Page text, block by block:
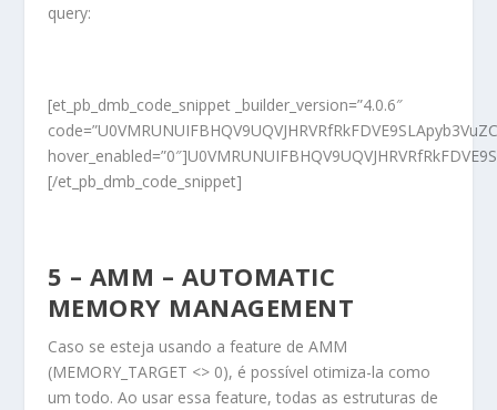
query:
[et_pb_dmb_code_snippet _builder_version=”4.0.6″
[/et_pb_dmb_code_snippet]
5 – AMM – AUTOMATIC
MEMORY MANAGEMENT
Caso se esteja usando a feature de AMM
(MEMORY_TARGET <> 0), é possível otimiza-la como
um todo. Ao usar essa feature, todas as estruturas de